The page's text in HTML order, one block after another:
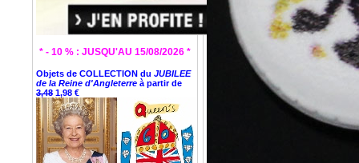
* - 10 % : JUSQU'AU 15/08/2026 *
Objets de COLLECTION du JUBILEE
de la Reine d'Angleterre à partir de
3,48 1,98 €